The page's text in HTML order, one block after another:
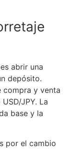
abrir una
depósito.
compra y venta
JPY. La
base y la
por el cambio